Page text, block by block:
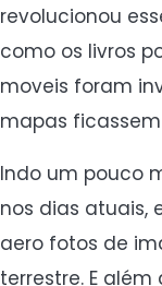
revolucionou
como os livros
moveis foram
mapas
Indo um pouco
nos dias atuais,
aero fotos de
terrestre. E